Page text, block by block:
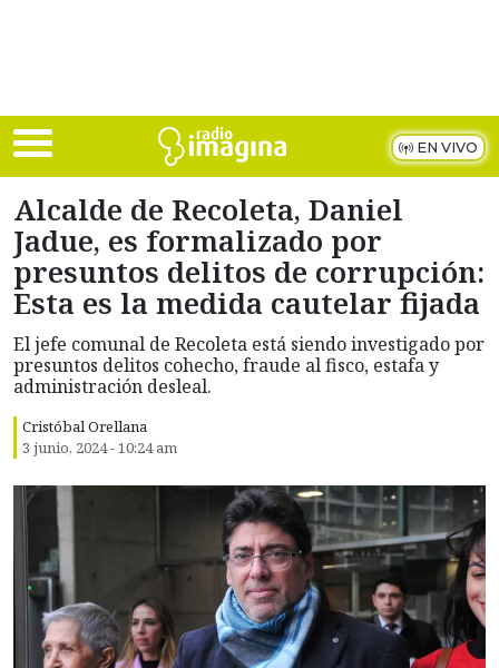
EN VIVO
Alcalde de Recoleta, Daniel
Jadue, es formalizado por
presuntos delitos de corrupción:
Esta es la medida cautelar fijada
El jefe comunal de Recoleta está siendo investigado por
presuntos delitos cohecho, fraude al fisco, estafa y
administración desleal.
Cristóbal Orellana
3 junio, 2024 - 10:24 am